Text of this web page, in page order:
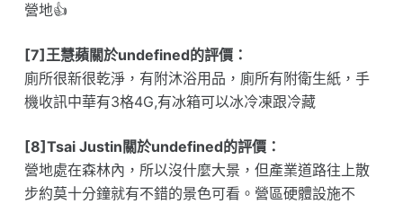
營地👍
[7]王慧蘋關於undefined的評價：
廁所很新很乾淨，有附沐浴用品，廁所有附衛生紙，手
機收訊中華有3格4G,有冰箱可以冰冷凍跟冷藏
[8]Tsai Justin關於undefined的評價：
營地處在森林內，所以沒什麼大景，但產業道路往上散
步約莫十分鐘就有不錯的景色可看。營區硬體設施不